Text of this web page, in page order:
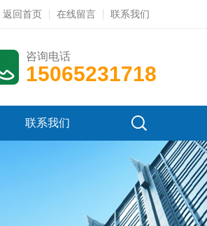
返回首页 在线留言 联系我们
咨询电话
15065231718
联系我们